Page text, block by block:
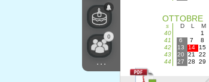
0
...
OTTOBRE
s D L M
40
1
41
6 7 8
42
13 14 15
43
20 21 22
44
27 28 29